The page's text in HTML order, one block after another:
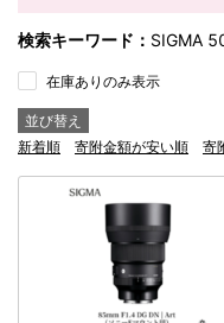
検索キーワード： SIGMA
在庫ありのみ表示
並び替え
新着順
寄附金額が安い順 寄